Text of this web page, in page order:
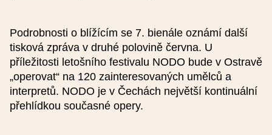
Podrobnosti o blížícím se 7. bienále oznámí další
tisková zpráva v druhé polovině června. U
příležitosti letošního festivalu NODO bude v Ostravě
„operovat“ na 120 zainteresovaných umělců a
interpretů. NODO je v Čechách největší kontinuální
přehlídkou současné opery.